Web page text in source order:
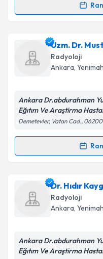
Randevu
Ass. Dr. Bahar
oluşturun. Size bu
takvim
Kişisel
'ni
kapsamda
Uzm. Dr.
Radyoloji
Ankara,
Ankara Dr.abdurahman
Eğıtım Ve Araştirma
Demetevler, Vatan Cad.,
Randevu
Uzm. Dr. Mustafa
takvimi talebi
almanız için bir
Dr. Hıdır
Radyoloji
Ankara,
Ankara Dr.abdurahman
Eğıtım Ve Araştirma